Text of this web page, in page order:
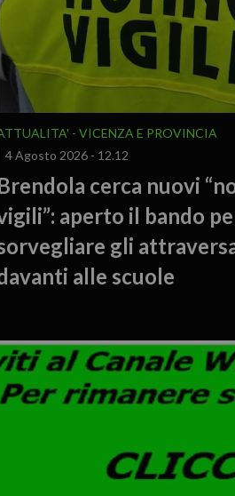
VICENZA E PROVINCIA
4 Agosto 2026 - 12.12
cerca nuovi
aperto il bando
gli
alle scuole